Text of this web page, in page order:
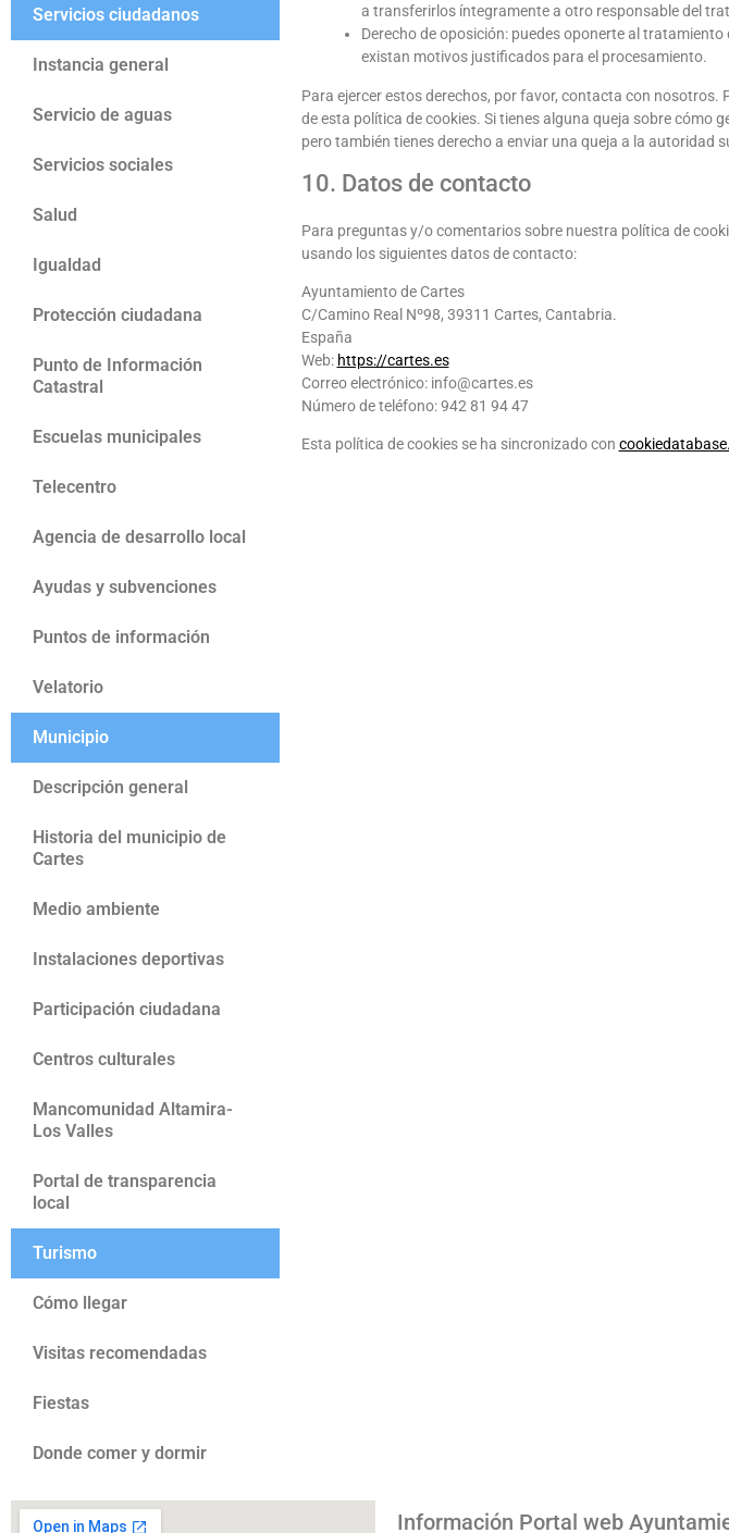
Servicios ciudadanos
Instancia general
Servicio de aguas
Servicios sociales
Salud
Igualdad
Protección ciudadana
Punto de Información
Catastral
Escuelas municipales
Telecentro
Agencia de desarrollo local
Ayudas y subvenciones
Puntos de información
Velatorio
Municipio
Descripción general
Historia del municipio de
Cartes
Medio ambiente
Instalaciones deportivas
Participación ciudadana
Centros culturales
Mancomunidad Altamira-
Los Valles
Portal de transparencia
local
Turismo
Cómo llegar
Visitas recomendadas
Fiestas
Donde comer y dormir
a transferirlos íntegramente a otro responsable del
Derecho de oposición: puedes oponerte al
existan motivos justificados para el procesamiento.
Para ejercer estos derechos, por favor, contacta con
de esta política de cookies. Si tienes alguna queja sobre cómo
pero también tienes derecho a enviar una queja a la autoridad
10. Datos de contacto
Para preguntas y/o comentarios sobre nuestra política de
usando los siguientes datos de contacto:
Ayuntamiento de Cartes
C/Camino Real Nº98, 39311 Cartes, Cantabria.
España
Web: https://cartes.es
Correo electrónico: info@cartes.es
Número de teléfono: 942 81 94 47
Esta política de cookies se ha sincronizado con
Información Portal web